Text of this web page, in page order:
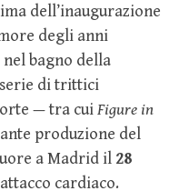
dell’inaugurazione
degli anni
bagno della
serie di trittici
— tra cuiFigure in
produzione del
a Madrid il 28
cardiaco.